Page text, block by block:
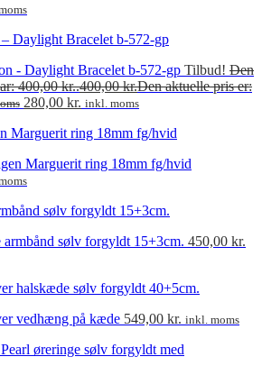
Daylight Bracelet b-572-gp
Tilbud! Den
400,00 kr..400,00kr.Den aktuelle pris er:
280,00 kr. inkl. moms
Marguerit ring 18mm fg/hvid
sølv forgyldt 15+3cm.
450,00 kr.
halskæde sølv forgyldt 40+5cm.
549,00 kr. inkl. moms
øreringe sølv forgyldt med